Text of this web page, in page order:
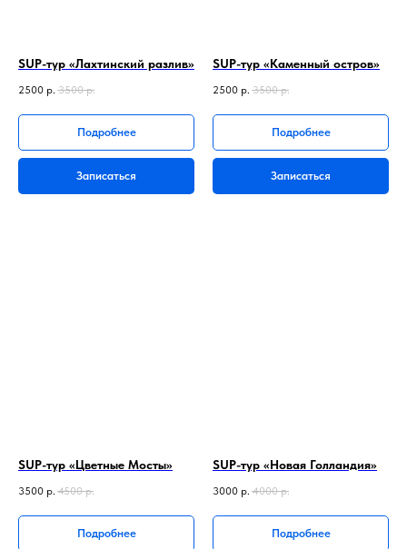
SUP-тур «Лахтинский разлив»
2500 р. 3500 р.
Подробнее
Записаться
SUP-тур «Каменный остров»
2500 р. 3500 р.
Подробнее
Записаться
SUP-тур «Цветные Мосты»
3500 р. 4500 р.
Подробнее
SUP-тур «Новая Голландия»
3000 р. 4000 р.
Подробнее